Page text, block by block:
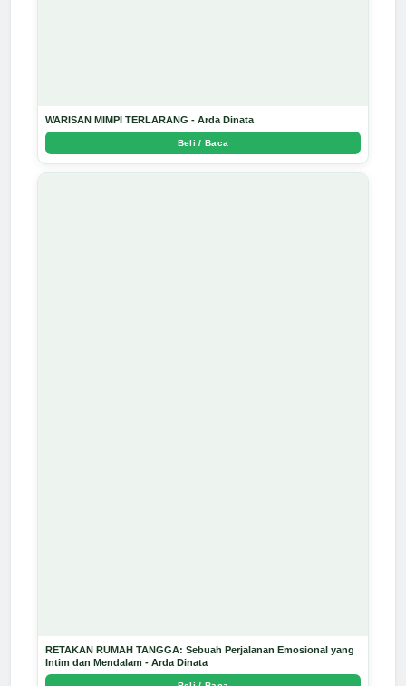
WARISAN MIMPI TERLARANG - Arda Dinata
Beli / Baca
RETAKAN RUMAH TANGGA: Sebuah Perjalanan Emosional yang
Intim dan Mendalam - Arda Dinata